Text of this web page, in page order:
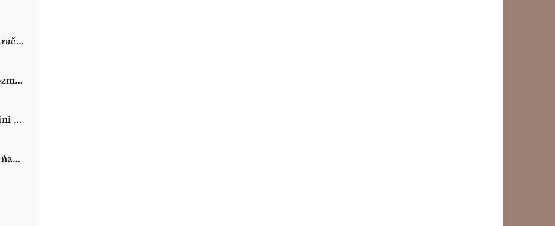
Darček pre pani učiteľku - peračník - ružová lúka
Darček pre pani učiteľku - kozmetická taštička - nová lúka
Darček pre pani učiteľku - mini kozmetická taštička - nová lúka
Darček pre pani učiteľku - peňaženka - nová lúka